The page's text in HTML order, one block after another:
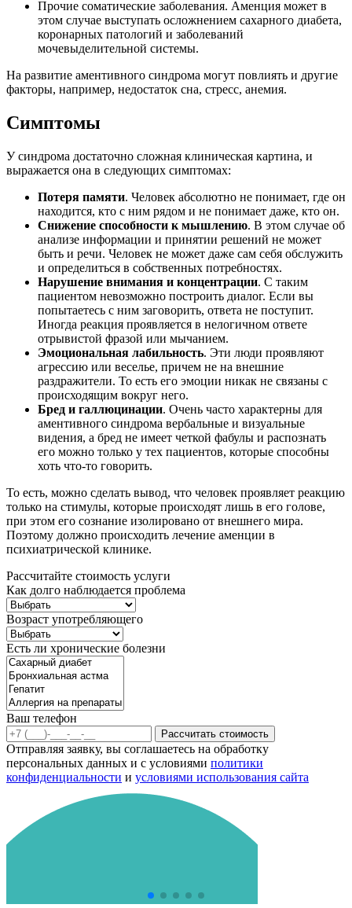
Прочие соматические заболевания. Аменция может в
этом случае выступать осложнением сахарного диабета,
коронарных патологий и заболеваний
мочевыделительной системы.
На развитие аментивного синдрома могут повлиять и другие
факторы, например, недостаток сна, стресс, анемия.
Симптомы
У синдрома достаточно сложная клиническая картина, и
выражается она в следующих симптомах:
Потеря памяти. Человек абсолютно не понимает, где он
находится, кто с ним рядом и не понимает даже, кто он.
Снижение способности к мышлению. В этом случае об
анализе информации и принятии решений не может
быть и речи. Человек не может даже сам себя обслужить
и определиться в собственных потребностях.
Нарушение внимания и концентрации. С таким
пациентом невозможно построить диалог. Если вы
попытаетесь с ним заговорить, ответа не поступит.
Иногда реакция проявляется в нелогичном ответе
отрывистой фразой или мычанием.
Эмоциональная лабильность. Эти люди проявляют
агрессию или веселье, причем не на внешние
раздражители. То есть его эмоции никак не связаны с
происходящим вокруг него.
Бред и галлюцинации. Очень часто характерны для
аментивного синдрома вербальные и визуальные
видения, а бред не имеет четкой фабулы и распознать
его можно только у тех пациентов, которые способны
хоть что-то говорить.
То есть, можно сделать вывод, что человек проявляет реакцию
только на стимулы, которые происходят лишь в его голове,
при этом его сознание изолировано от внешнего мира.
Поэтому должно происходить лечение аменции в
психиатрической клинике.
Рассчитайте стоимость услуги
Как долго наблюдается проблема
Возраст употребляющего
Есть ли хронические болезни
Ваш телефон
Рассчитать стоимость
Отправляя заявку, вы соглашаетесь на обработку
персональных данных и с условиями политики
конфиденциальности и условиями использования сайта